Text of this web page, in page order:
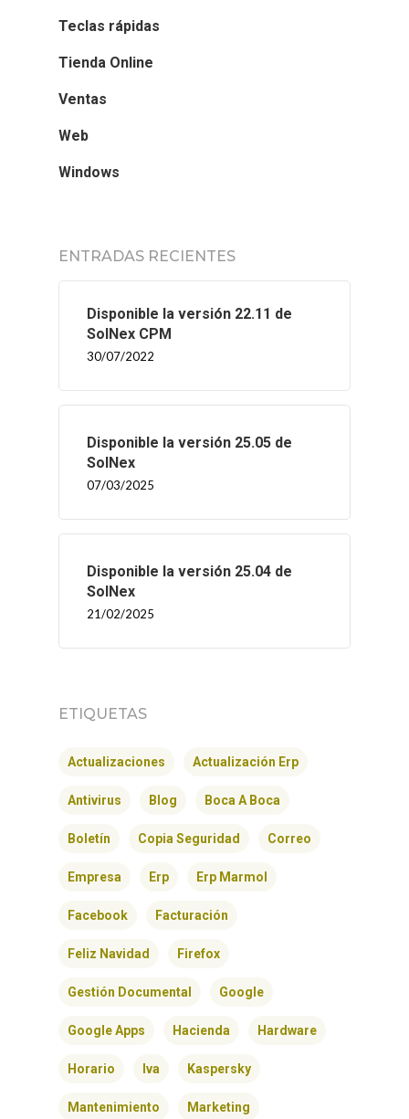
Teclas rápidas
Tienda Online
Ventas
Web
Windows
ENTRADAS RECIENTES
Disponible la versión 22.11 de
SolNex CPM
30/07/2022
Disponible la versión 25.05 de
SolNex
07/03/2025
Disponible la versión 25.04 de
SolNex
21/02/2025
ETIQUETAS
Actualizaciones Actualización Erp
Antivirus Blog Boca A Boca
Boletín Copia Seguridad Correo
Empresa Erp Erp Marmol
Facebook Facturación
Feliz Navidad Firefox
Gestión Documental Google
Google Apps Hacienda Hardware
Horario Iva Kaspersky
Mantenimiento Marketing